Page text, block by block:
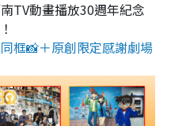
TV動畫播放30週年紀念
框📸＋原創限定感謝劇場